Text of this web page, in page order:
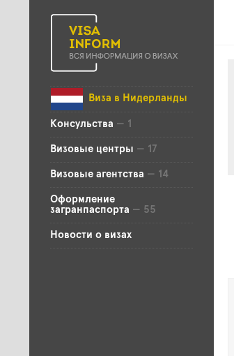
Виза в Нидерланды
Консульства — 1
Визовые центры — 17
Визовые агентства — 14
Оформление
загранпаспорта — 55
Новости о визах